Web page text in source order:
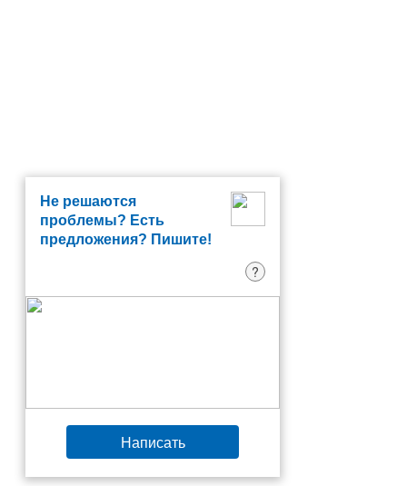
Не решаются
проблемы? Есть
предложения? Пишите!
?
Написать